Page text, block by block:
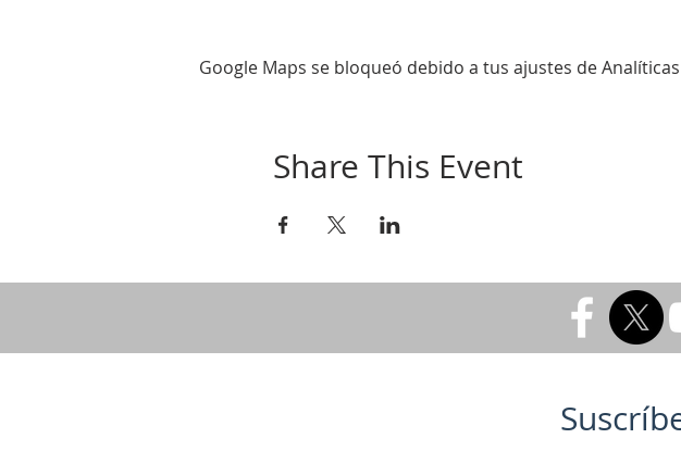
Google Maps se bloqueó debido a tus ajustes de
Share This Event